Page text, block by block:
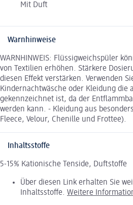
Mit Duft
Warnhinweise
WARNHINWEIS: Flüssigweichspüler
von Textilien erhöhen. Stärkere
diesen Effekt verstärken. Verwenden
Kindernachtwäsche oder Kleidung die
gekennzeichnet ist, da der
werden kann. - Kleidung aus
Fleece, Velour, Chenille und Frottee).
Inhaltsstoffe
5-15% Kationische Tenside, Duftstoffe
Über diesen Link erhalten Sie
Inhaltsstoffe. Weitere